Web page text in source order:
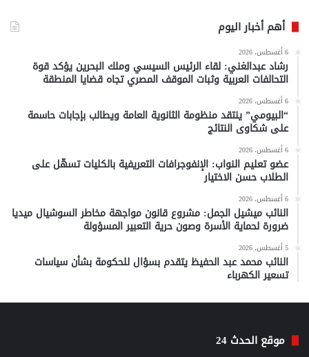
أهم أخبار اليوم
6 أغسطس، 2026
رشاد عبدالغني: لقاء الرئيس السيسي وملك البحرين يؤكد قوة
التحالفات العربية وثبات الموقف المصري تجاه قضايا المنطقة
6 أغسطس، 2026
“البيومي” ينتقد منظومة الثانوية العامة ويطالب بإجابات حاسمة
على شكاوى النتائج
6 أغسطس، 2026
عضو تعليم النواب: الإنفوجرافات التعريفية بالكليات تسهّل على
الطلاب حسن الاختيار
6 أغسطس، 2026
النائب ميشيل الجمل: مشروع قانون مواجهة مخاطر السوشيال ميديا
ضرورة لحماية الأسرة وصون حرية التعبير المسؤولة
5 أغسطس، 2026
النائب محمد عبد الحفيظ يتقدم بسؤال للحكومة بشأن سياسات
تسعير الكهرباء
موقع الحدث 24